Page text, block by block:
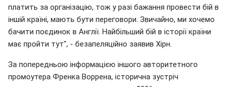
платить за організацію, тож у разі бажання провести бій в
іншій країні, мають бути переговори. Звичайно, ми хочемо
бачити поєдинок в Англії. Найбільший бій в історії країни
має пройти тут", - безапеляційно заявив Хірн.
За попередньою інформацією іншого авторитетного
промоутера Френка Воррена, історична зустріч